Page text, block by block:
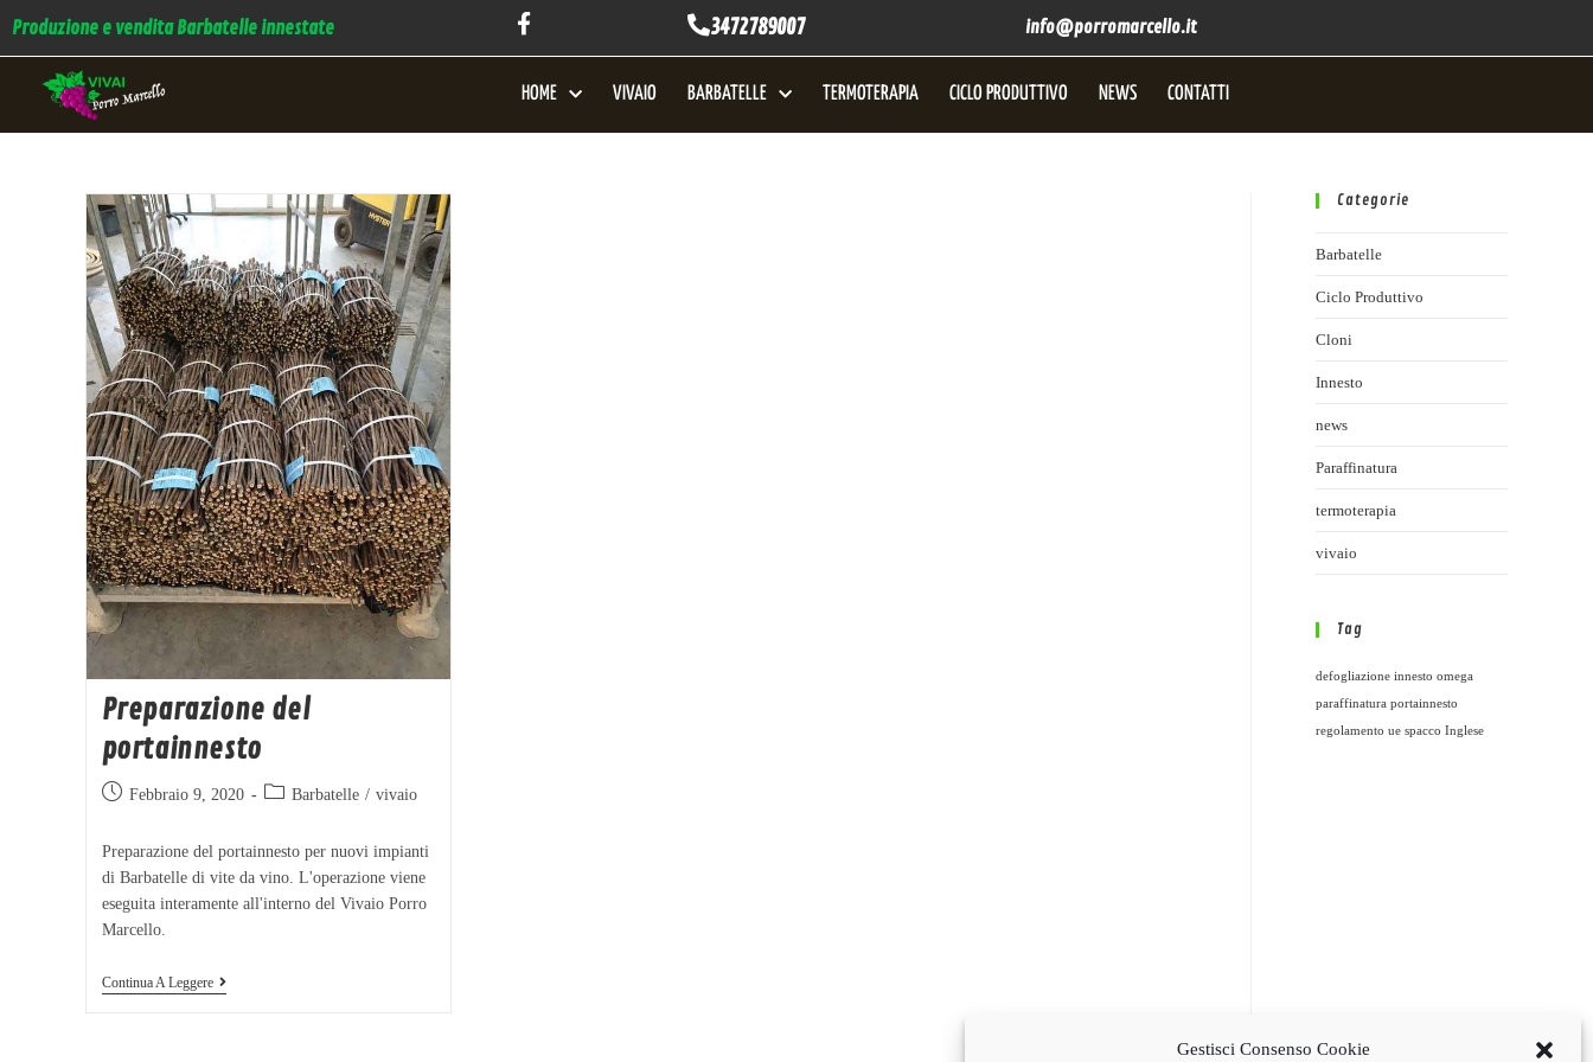
Gestisci Consenso Cookie
Produzione e vendita Barbatelle innestate 3472789007 info@porromarcello.it
HOME VIVAIO BARBATELLE TERMOTERAPIA CICLO PRODUTTIVO NEWS CONTATTI
Preparazione del
portainnesto
Febbraio 9, 2020 Barbatelle / vivaio
Preparazione del portainnesto per nuovi impianti
di Barbatelle di vite da vino. L'operazione viene
eseguita interamente all'interno del Vivaio Porro
Marcello.
Continua A Leggere
Categorie
Barbatelle
Ciclo Produttivo
Cloni
Innesto
news
Paraffinatura
termoterapia
vivaio
Tag
defogliazione innesto omega
paraffinatura portainnesto
regolamento ue spacco Inglese